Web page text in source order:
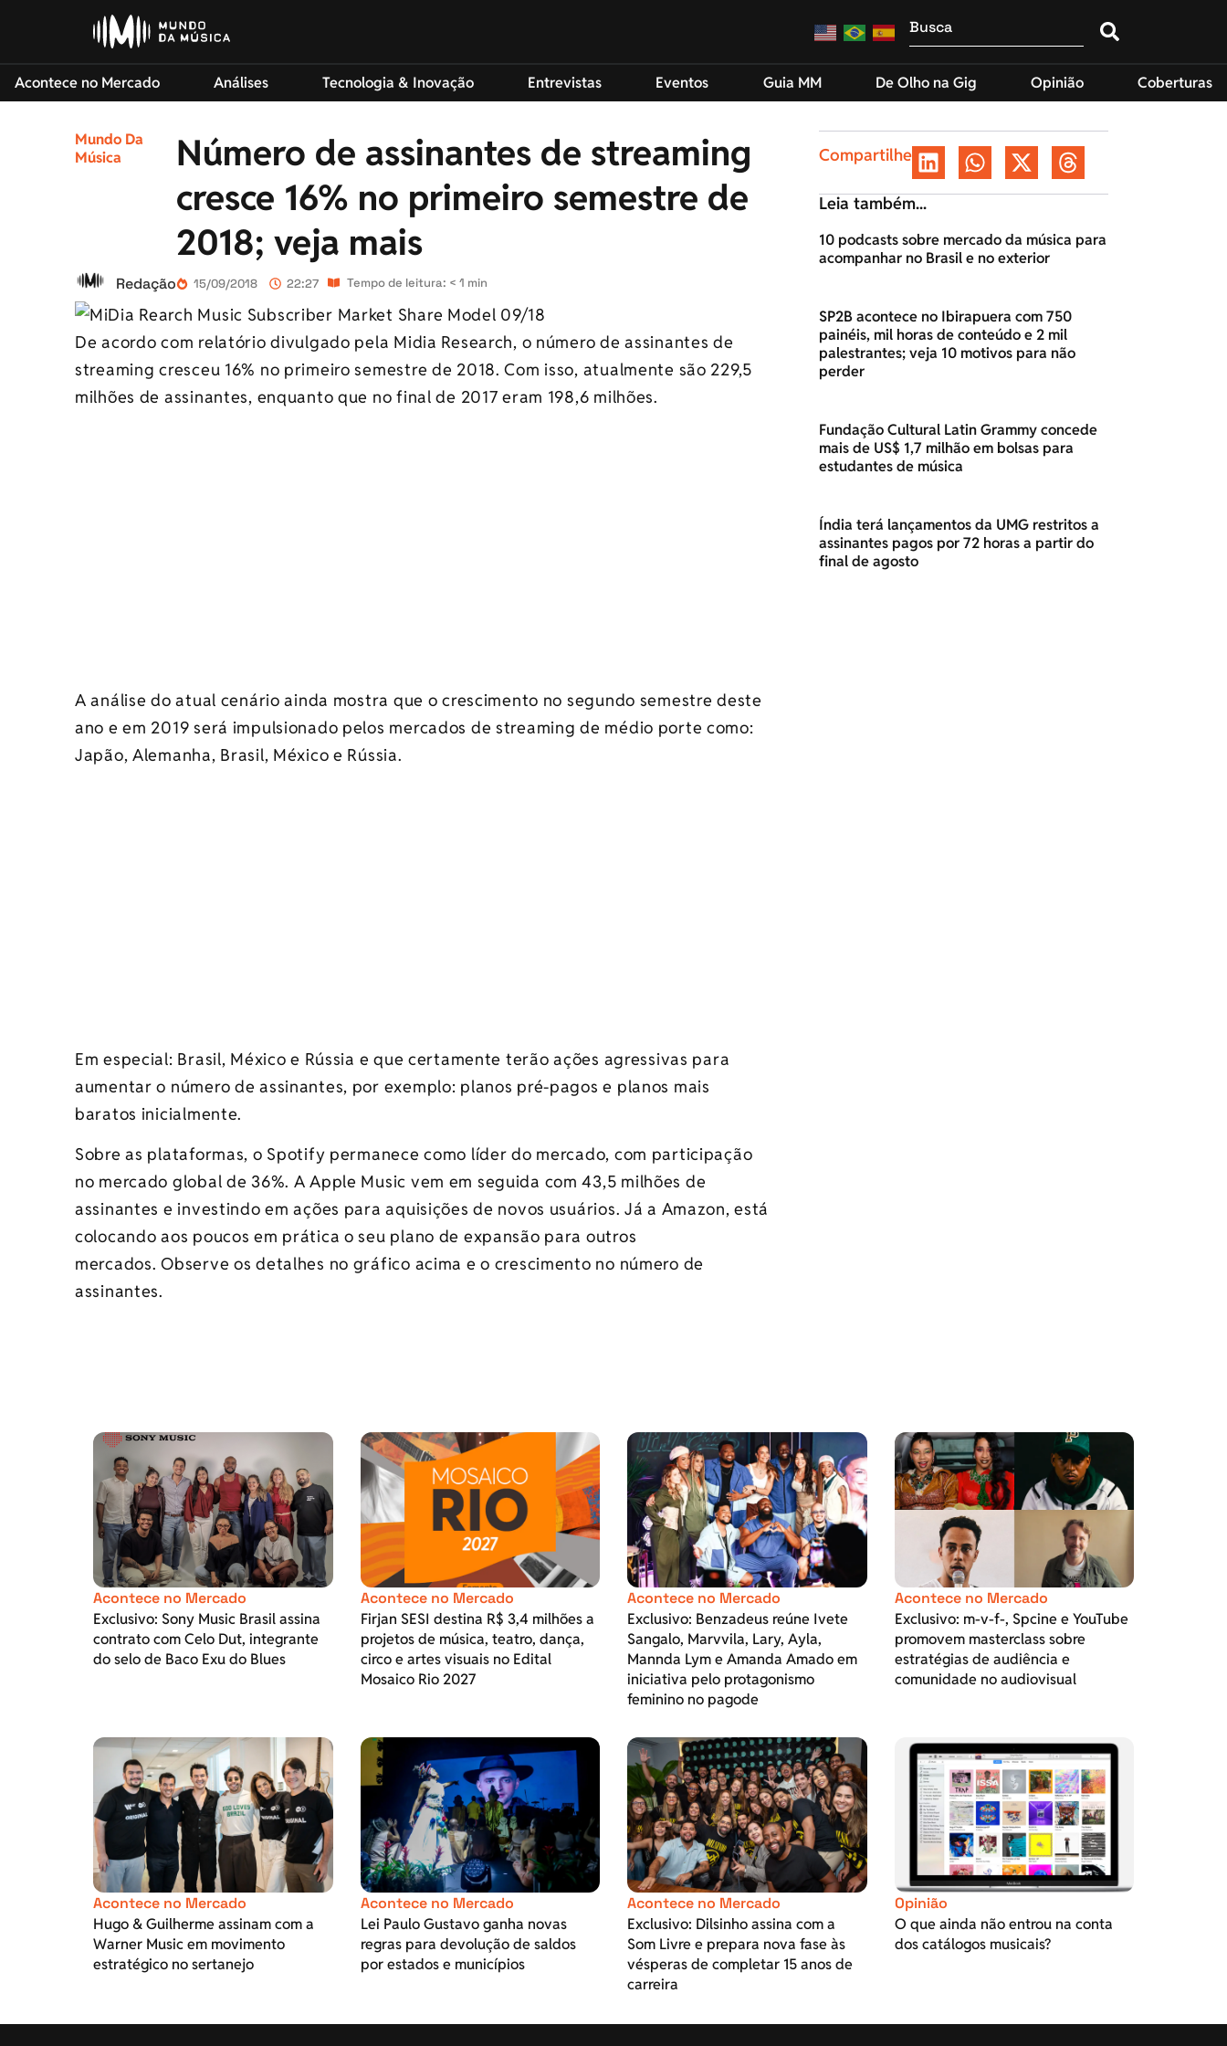
Acontece no Mercado Análises Tecnologia & Inovação Entrevistas Eventos Guia MM De Olho na Gig Opinião Coberturas
Mundo Da
Música
Número de assinantes de streaming
cresce 16% no primeiro semestre de
2018; veja mais
Redação 15/09/2018 22:27 Tempo de leitura: < 1 min
De acordo com relatório divulgado pela Midia Research, o número de assinantes de
streaming cresceu 16% no primeiro semestre de 2018. Com isso, atualmente são 229,5
milhões de assinantes, enquanto que no final de 2017 eram 198,6 milhões.
A análise do atual cenário ainda mostra que o crescimento no segundo semestre deste
ano e em 2019 será impulsionado pelos mercados de streaming de médio porte como:
Japão, Alemanha, Brasil, México e Rússia.
Em especial: Brasil, México e Rússia e que certamente terão ações agressivas para
aumentar o número de assinantes, por exemplo: planos pré-pagos e planos mais
baratos inicialmente.
Sobre as plataformas, o Spotify permanece como líder do mercado, com participação
no mercado global de 36%. A Apple Music vem em seguida com 43,5 milhões de
assinantes e investindo em ações para aquisições de novos usuários. Já a Amazon, está
colocando aos poucos em prática o seu plano de expansão para outros
mercados. Observe os detalhes no gráfico acima e o crescimento no número de
assinantes.
Compartilhe
Leia também...
10 podcasts sobre mercado da música para
acompanhar no Brasil e no exterior
SP2B acontece no Ibirapuera com 750
painéis, mil horas de conteúdo e 2 mil
palestrantes; veja 10 motivos para não
perder
Fundação Cultural Latin Grammy concede
mais de US$ 1,7 milhão em bolsas para
estudantes de música
Índia terá lançamentos da UMG restritos a
assinantes pagos por 72 horas a partir do
final de agosto
Acontece no Mercado
Exclusivo: Sony Music Brasil assina
contrato com Celo Dut, integrante
do selo de Baco Exu do Blues
Acontece no Mercado
Firjan SESI destina R$ 3,4 milhões a
projetos de música, teatro, dança,
circo e artes visuais no Edital
Mosaico Rio 2027
Acontece no Mercado
Exclusivo: Benzadeus reúne Ivete
Sangalo, Marvvila, Lary, Ayla,
Mannda Lym e Amanda Amado em
iniciativa pelo protagonismo
feminino no pagode
Acontece no Mercado
Exclusivo: m-v-f-, Spcine e YouTube
promovem masterclass sobre
estratégias de audiência e
comunidade no audiovisual
Acontece no Mercado
Hugo & Guilherme assinam com a
Warner Music em movimento
estratégico no sertanejo
Acontece no Mercado
Lei Paulo Gustavo ganha novas
regras para devolução de saldos
por estados e municípios
Acontece no Mercado
Exclusivo: Dilsinho assina com a
Som Livre e prepara nova fase às
vésperas de completar 15 anos de
carreira
Opinião
O que ainda não entrou na conta
dos catálogos musicais?